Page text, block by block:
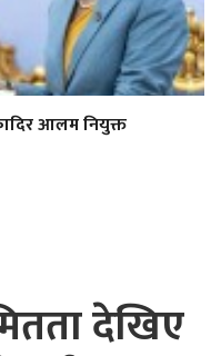
आलम नियुक्त
देखिए